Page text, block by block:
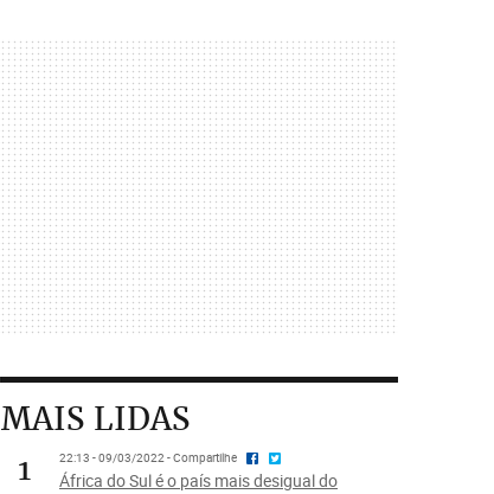
MAIS LIDAS
1
22:13 - 09/03/2022 - Compartilhe
África do Sul é o país mais desigual do